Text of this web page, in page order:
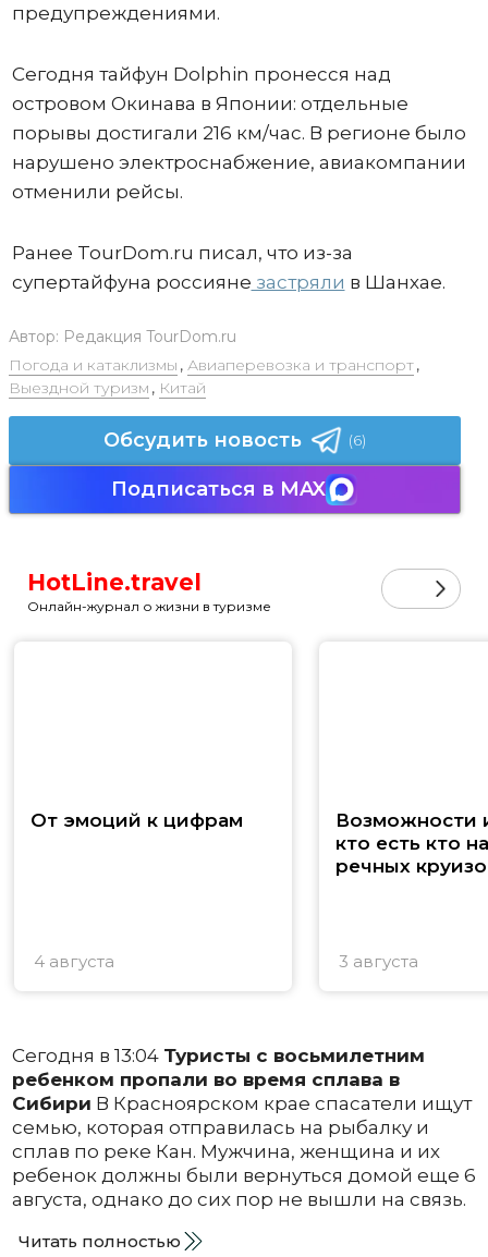
предупреждениями.
Сегодня тайфун Dolphin пронесся над
островом Окинава в Японии: отдельные
порывы достигали 216 км/час. В регионе было
нарушено электроснабжение, авиакомпании
отменили рейсы.
Ранее TourDom.ru писал, что из-за
супертайфуна россияне застряли в Шанхае.
Автор: Редакция TourDom.ru
Погода и катаклизмы , Авиаперевозка и транспорт,
Выездной туризм , Китай
Обсудить новость (6)
Подписаться в MAX
HotLine.travel
Онлайн-журнал о жизни в туризме
От эмоций к цифрам
4 августа
Возможности
кто есть кто
речных
3 августа
Сегодня в 13:04 Туристы с восьмилетним
ребенком пропали во время сплава в
Сибири В Красноярском крае спасатели ищут
семью, которая отправилась на рыбалку и
сплав по реке Кан. Мужчина, женщина и их
ребенок должны были вернуться домой еще 6
августа, однако до сих пор не вышли на связь.
Читать полностью